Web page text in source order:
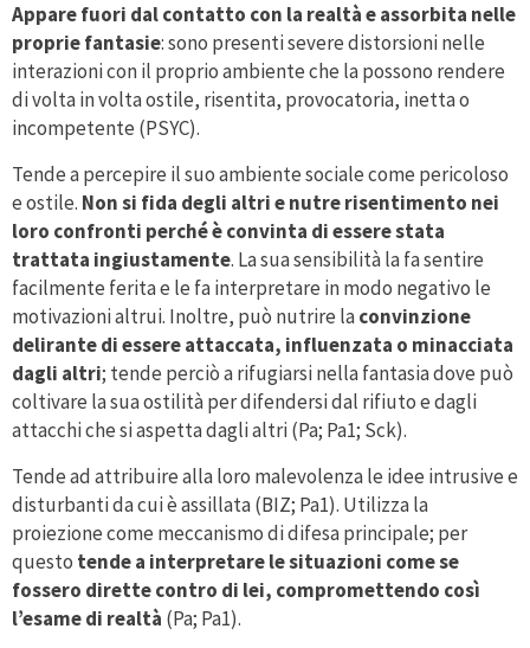
Appare fuori dal contatto con la realtà e assorbita nelle
proprie fantasie: sono presenti severe distorsioni nelle
interazioni con il proprio ambiente che la possono rendere
di volta in volta ostile, risentita, provocatoria, inetta o
incompetente (PSYC).
Tende a percepire il suo ambiente sociale come pericoloso
e ostile. Non si fida degli altri e nutre risentimento nei
loro confronti perché è convinta di essere stata
trattata ingiustamente. La sua sensibilità la fa sentire
facilmente ferita e le fa interpretare in modo negativo le
motivazioni altrui. Inoltre, può nutrire laconvinzione
delirante di essere attaccata, influenzata o minacciata
dagli altri; tende perciò a rifugiarsi nella fantasia dove può
coltivare la sua ostilità per difendersi dal rifiuto e dagli
attacchi che si aspetta dagli altri (Pa; Pa1; Sck).
Tende ad attribuire alla loro malevolenza le idee intrusive e
disturbanti da cui è assillata (BIZ; Pa1). Utilizza la
proiezione come meccanismo di difesa principale; per
questo tende a interpretare le situazioni come se
fossero dirette contro di lei, compromettendo così
l’esame di realtà (Pa; Pa1).